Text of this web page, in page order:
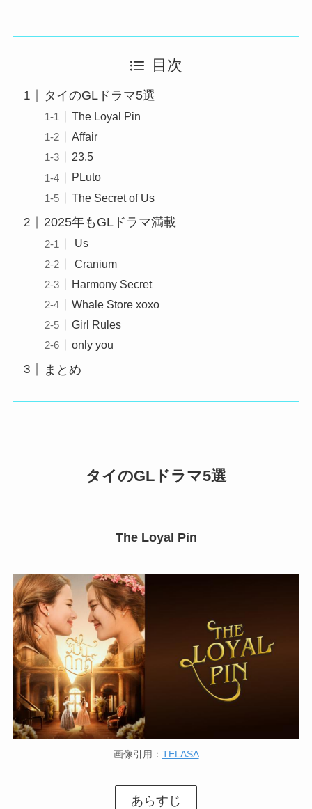
目次
タイのGLドラマ5選
The Loyal Pin
Affair
23.5
PLuto
The Secret of Us
2025年もGLドラマ満載
Us
Cranium
Harmony Secret
Whale Store xoxo
Girl Rules
only you
まとめ
タイのGLドラマ5選
The Loyal Pin
画像引用： TELASA
あらすじ